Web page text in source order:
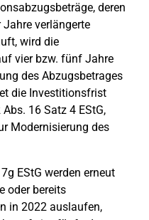
deren
verlängerte
wird die
vier bzw. fünf Jahre
des Abzugsbetrages
die Investitionsfrist
16 Satz 4 EStG,
Modernisierung des
EStG werden erneut
oder bereits
in 2022 auslaufen,